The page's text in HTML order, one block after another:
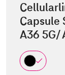
Capsule
A36 5G/